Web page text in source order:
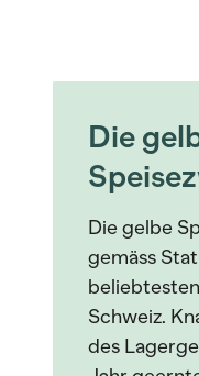
Die
Die gelbe
gemäss
Schweiz.
des